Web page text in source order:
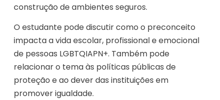
construção de ambientes seguros.
O estudante pode discutir como o preconceito
impacta a vida escolar, profissional e emocional
de pessoas LGBTQIAPN+. Também pode
relacionar o tema às políticas públicas de
proteção e ao dever das instituições em
promover igualdade.